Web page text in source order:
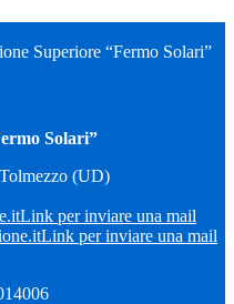
Superiore “Fermo Solari”
Solari”
(UD)
Link per inviare una mail
Link per inviare una mail